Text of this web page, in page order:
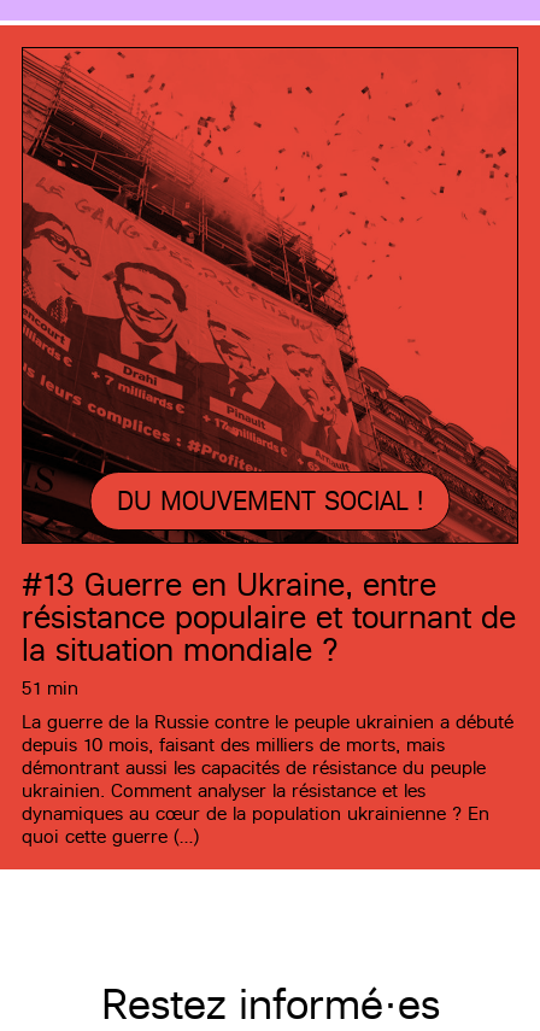
DU MOUVEMENT SOCIAL !
#13 Guerre en Ukraine, entre
résistance populaire et tournant de
la situation mondiale ?
51 min
La guerre de la Russie contre le peuple ukrainien a débuté
depuis 10 mois, faisant des milliers de morts, mais
démontrant aussi les capacités de résistance du peuple
ukrainien. Comment analyser la résistance et les
dynamiques au cœur de la population ukrainienne ? En
quoi cette guerre (…)
Restez informé·es